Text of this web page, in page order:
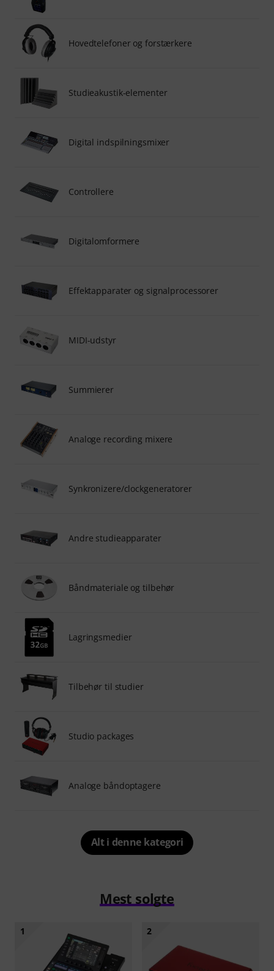
Hovedtelefoner og forstærkere
Studieakustik-elementer
Digital indspilningsmixer
Controllere
Digitalomformere
Effektapparater og signalprocessorer
MIDI-udstyr
Summierer
Analoge recording mixere
Synkronizere/clockgeneratorer
Andre studieapparater
Båndmateriale og tilbehør
Lagringsmedier
Tilbehør til studier
Studio packages
Analoge båndoptagere
Alt i denne kategori
Mest solgte
1 2